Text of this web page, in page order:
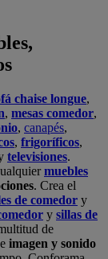
chaise longue,
, mesas comedor,
, canapés,
, frigoríficos,
televisiones.
muebles
. Crea el
de comedor y
y sillas de
de
imagen y sonido